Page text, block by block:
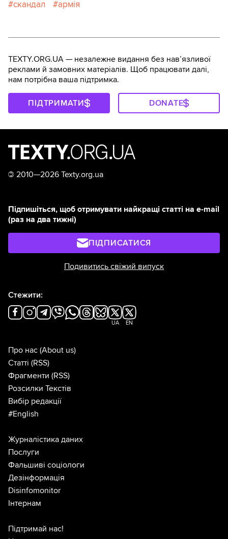
скандал армія
TEXTY.ORG.UA — незалежне видання без навʼязливої
реклами й замовних матеріалів. Щоб працювати далі,
нам потрібна ваша підтримка.
ПІДТРИМАТИ DONATE
© 2010—2026 Texty.org.ua
Підпишіться, щоб отримувати найкращі статті на e-mail
(раз на два тижні)
ПІДПИСАТИСЯ
Подивитись свіжий випуск
Стежити:
UA EN
Про нас (About us)
Статті (RSS)
Фрагменти (RSS)
Розсилки Текстів
Вибір редакції
#English
Журналістика даних
Послуги
Фальшиві соціологи
Дезінформація
Disinfomonitor
Інтернам
Підтримай нас!